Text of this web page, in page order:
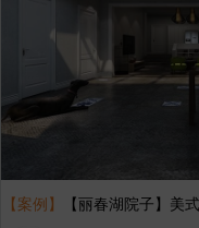
【案例】 【丽春湖院子】美